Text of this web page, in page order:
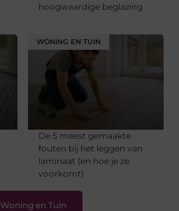
hoogwaardige beglazing
WONING EN TUIN
De 5 meest gemaakte
fouten bij het leggen van
laminaat (en hoe je ze
voorkomt)
Woning en Tuin